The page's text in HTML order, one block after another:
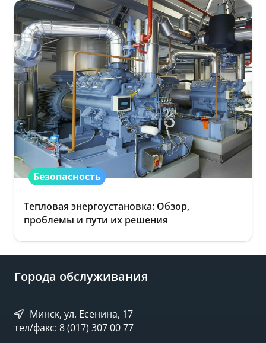
Безопасность
Тепловая энергоустановка: Обзор,
проблемы и пути их решения
Города обслуживания
Минск, ул. Есенина, 17
тел/факс: 8 (017) 307 00 77